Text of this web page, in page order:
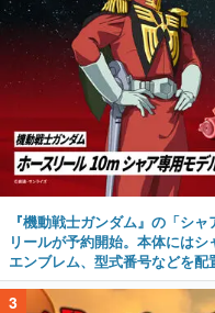
『機動戦士ガンダム』の「シ
リールが予約開始。本体には
エンブレム、型式番号などを配
3